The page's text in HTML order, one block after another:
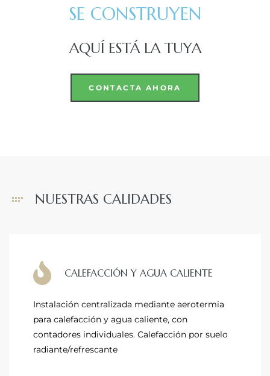
SE CONSTRUYEN
AQUÍ ESTÁ LA TUYA
CONTACTA AHORA
NUESTRAS CALIDADES
CALEFACCIÓN Y AGUA CALIENTE
Instalación centralizada mediante aerotermia
para calefacción y agua caliente, con
contadores individuales. Calefacción por suelo
radiante/refrescante